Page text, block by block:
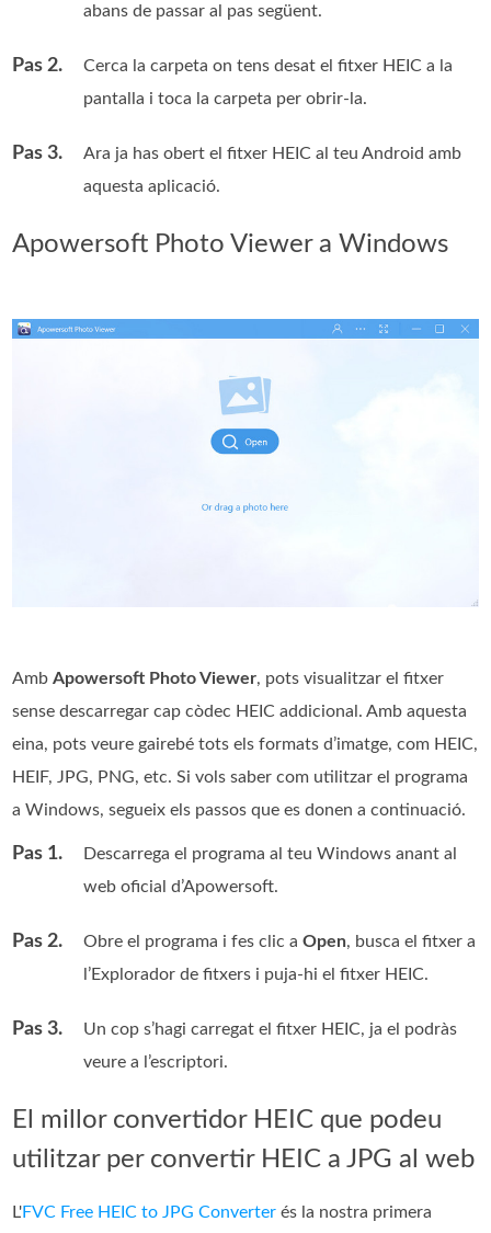
abans de passar al pas següent.
Pas 2.
Cerca la carpeta on tens desat el fitxer HEIC a la
pantalla i toca la carpeta per obrir-la.
Pas 3.
Ara ja has obert el fitxer HEIC al teu Android amb
aquesta aplicació.
Apowersoft Photo Viewer a Windows
AmbApowersoft Photo Viewer, pots visualitzar el fitxer
sense descarregar cap còdec HEIC addicional. Amb aquesta
eina, pots veure gairebé tots els formats d’imatge, com HEIC,
HEIF, JPG, PNG, etc. Si vols saber com utilitzar el programa
a Windows, segueix els passos que es donen a continuació.
Pas 1.
Descarrega el programa al teu Windows anant al
web oficial d’Apowersoft.
Pas 2. Obre el programa i fes clic aOpen, busca el fitxer a
l’Explorador de fitxers i puja-hi el fitxer HEIC.
Pas 3.
Un cop s’hagi carregat el fitxer HEIC, ja el podràs
veure a l’escriptori.
El millor convertidor HEIC que podeu
utilitzar per convertir HEIC a JPG al web
L'FVC Free HEIC to JPG Converter és la nostra primera